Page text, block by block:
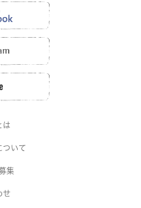
は
ついて
集
せ